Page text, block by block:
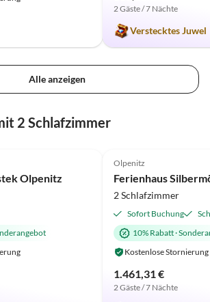
2 Gäste / 7 Nächte
Verstecktes Juwel
Alle anzeigen
2 Schlafzimmer
Olpenitz
Olpenitz
Ferienhaus
2 Schlafzimmer
Sofort Buchung
10% Rabatt·
Kostenlose Stornierung
1.461,31 €
2 Gäste / 7 Nächte